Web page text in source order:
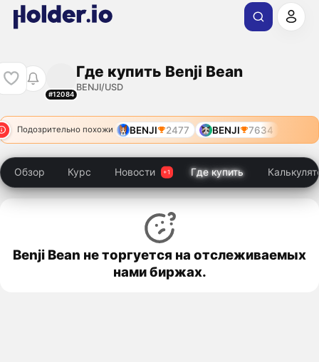
#12084
Где купить Benji Bean
BENJI/USD
Подозрительно похожи BENJI 2477 BENJI 7634
Обзор Курс Новости Где купить
Benji Bean не торгуется на отслеживаемых
нами биржах.